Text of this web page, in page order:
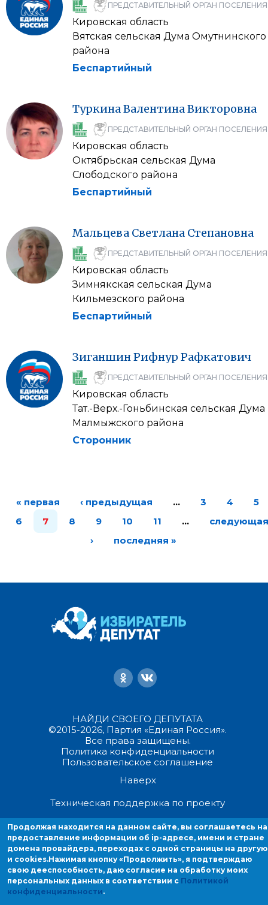
ПРЕДСТАВИТЕЛЬНЫЙ ОРГАН ПОСЕЛЕНИЯ
Кировская область
Вятская сельская Дума Омутнинского
района
Беспартийный
ТуркинаВалентинаВикторовна
ПРЕДСТАВИТЕЛЬНЫЙ ОРГАН ПОСЕЛЕНИЯ
Кировская область
Октябрьская сельская Дума
Слободского района
Беспартийный
Мальцева Светлана Степановна
ПРЕДСТАВИТЕЛЬНЫЙ ОРГАН ПОСЕЛЕНИЯ
Кировская область
Зимнякская сельская Дума
Кильмезского района
Беспартийный
ЗиганшинРифнур Рафкатович
ПРЕДСТАВИТЕЛЬНЫЙ ОРГАН ПОСЕЛЕНИЯ
Кировская область
Тат.-Верх.-Гоньбинская сельская Дума
Малмыжского района
Сторонник
« первая ‹ предыдущая … 3 4
5
6
7 8 9 10 11 …
следующая
›
последняя »
НАЙДИ СВОЕГО ДЕПУТАТА
©2015-2026, Партия «Единая Россия».
Все права защищены.
Политика конфиденциальности
Пользовательское соглашение
Наверх
Техническая поддержка по проекту
Продолжая находиться на данном сайте, вы соглашаетесь на
предоставление информации об ip-адресе, имени и стране домена
провайдера, переходах с одной страницы на другую и cookies.
Продолжая находится на данном сайте, вы соглашаетесь на
предоставление информации об ip-адресе, имени и стране
домена провайдера, переходах с одной страницы на другую
и cookies.Нажимая кнопку «Продолжить», я подтверждаю
свою дееспособность, даю согласие на обработку моих
персональных данных в соответствии с Политикой
конфиденциальности.